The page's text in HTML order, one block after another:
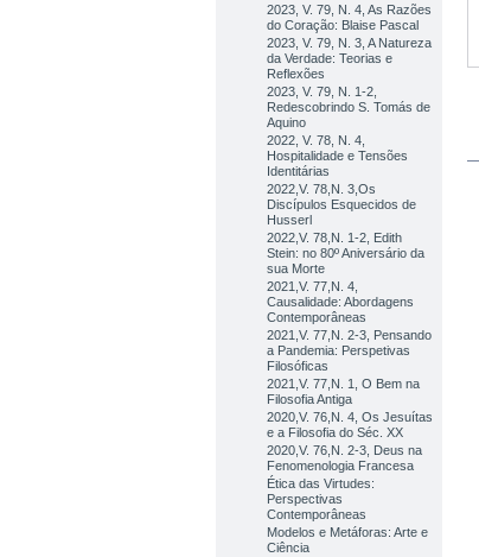
2023, V. 79, N. 4, As Razões
do Coração: Blaise Pascal
2023, V. 79, N. 3, A Natureza
da Verdade: Teorias e
Reflexões
2023, V. 79, N. 1-2,
Redescobrindo S. Tomás de
Aquino
2022, V. 78, N. 4,
Hospitalidade e Tensões
Identitárias
2022,V. 78,N. 3,Os
Discípulos Esquecidos de
Husserl
2022,V. 78,N. 1-2, Edith
Stein: no 80º Aniversário da
sua Morte
2021,V. 77,N. 4,
Causalidade: Abordagens
Contemporâneas
2021,V. 77,N. 2-3, Pensando
a Pandemia: Perspetivas
Filosóficas
2021,V. 77,N. 1, O Bem na
Filosofia Antiga
2020,V. 76,N. 4, Os Jesuítas
e a Filosofia do Séc. XX
2020,V. 76,N. 2-3, Deus na
Fenomenologia Francesa
Ética das Virtudes:
Perspectivas
Contemporâneas
Modelos e Metáforas: Arte e
Ciência